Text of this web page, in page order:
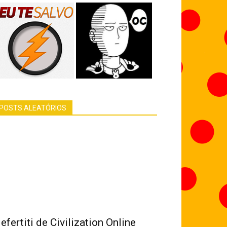
ALEATÓRIOS
de Civilization Online